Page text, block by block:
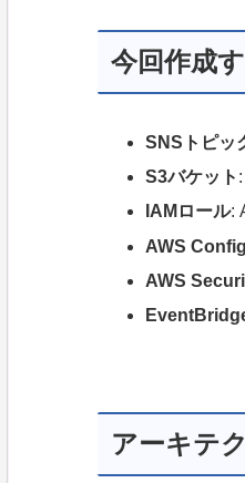
今回作成
SNSトピッ
S3バケット
IAMロール:
AWS Config
AWS
アーキテ